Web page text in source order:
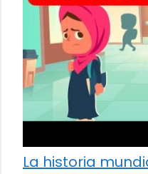
La historia